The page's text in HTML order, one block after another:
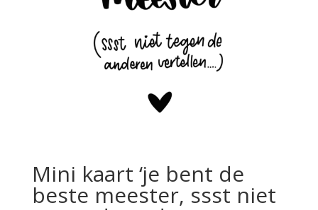
Mini kaart ‘je bent de
beste meester, ssst niet